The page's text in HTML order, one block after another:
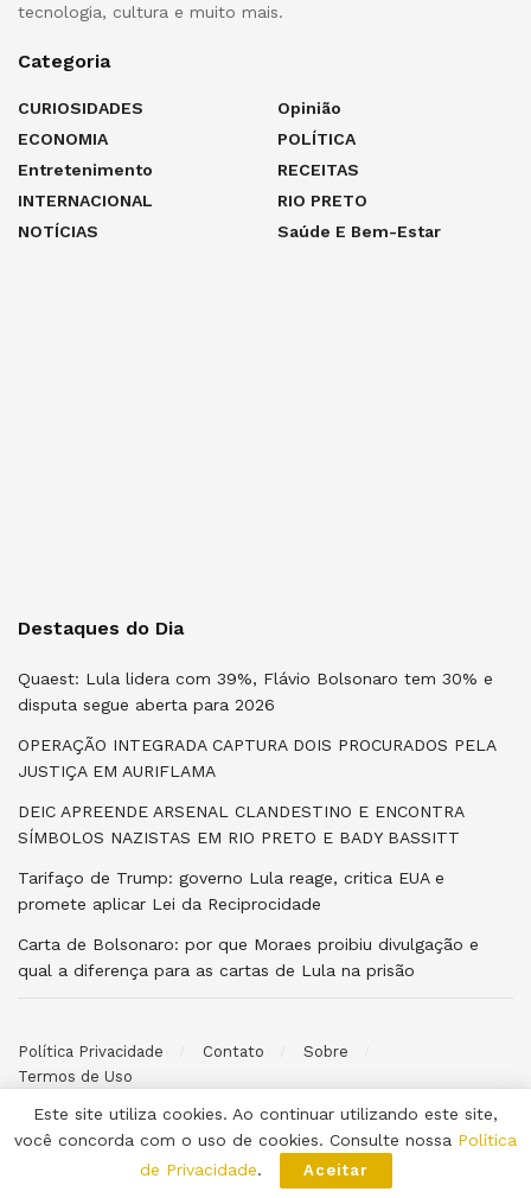
tecnologia, cultura e muito mais.
Categoria
CURIOSIDADES
ECONOMIA
Entretenimento
INTERNACIONAL
NOTÍCIAS
Opinião
POLÍTICA
RECEITAS
RIO PRETO
Saúde E Bem-Estar
Destaques do Dia
Quaest: Lula lidera com 39%, Flávio Bolsonaro tem 30% e
disputa segue aberta para 2026
OPERAÇÃO INTEGRADA CAPTURA DOIS PROCURADOS PELA
JUSTIÇA EM AURIFLAMA
DEIC APREENDE ARSENAL CLANDESTINO E ENCONTRA
SÍMBOLOS NAZISTAS EM RIO PRETO E BADY BASSITT
Tarifaço de Trump: governo Lula reage, critica EUA e
promete aplicar Lei da Reciprocidade
Carta de Bolsonaro: por que Moraes proibiu divulgação e
qual a diferença para as cartas de Lula na prisão
Política Privacidade Contato
Sobre
Termos de Uso
© 2026 Poder ao Povo. Desenvolvido porHalysoh Macêdo. Todos
os direitos reservados.
Este site utiliza cookies. Ao continuar utilizando este site,
você concorda com o uso de cookies. Consulte nossa Política
de Privacidade. Aceitar